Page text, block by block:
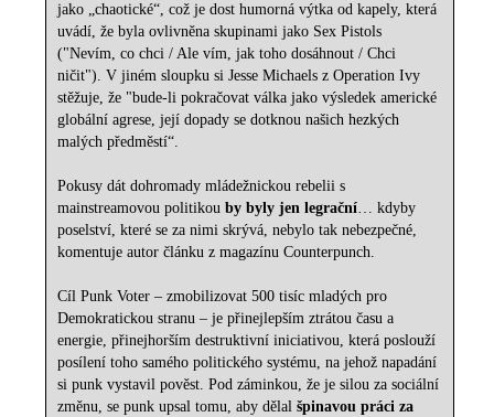
jako „chaotické“, což je dost humorná výtka od kapely, která
uvádí, že byla ovlivněna skupinami jako Sex Pistols
("Nevím, co chci / Ale vím, jak toho dosáhnout / Chci
ničit"). V jiném sloupku si Jesse Michaels z Operation Ivy
stěžuje, že "bude-li pokračovat válka jako výsledek americké
globální agrese, její dopady se dotknou našich hezkých
malých předměstí“.
Pokusy dát dohromady mládežnickou rebelii s
mainstreamovou politikouby byly jen legrační… kdyby
poselství, které se za nimi skrývá, nebylo tak nebezpečné,
komentuje autor článku z magazínu Counterpunch.
Cíl Punk Voter – zmobilizovat 500 tisíc mladých pro
Demokratickou stranu – je přinejlepším ztrátou času a
energie, přinejhorším destruktivní iniciativou, která poslouží
posílení toho samého politického systému, na jehož napadání
si punk vystavil pověst. Pod záminkou, že je silou za sociální
změnu, se punk upsal tomu, aby dělalšpinavou práci za